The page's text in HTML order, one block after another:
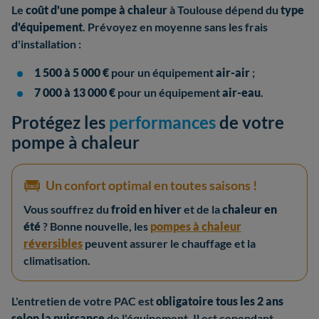
Le coût d'une pompe à chaleurà Toulouse dépend du type
d'équipement. Prévoyez en moyenne sans les frais
d'installation :
1 500 à 5 000 € pour un équipementair-air ;
7 000 à 13 000 € pour un équipementair-eau.
Protégez les performancesde votre
pompe à chaleur
Un confort optimal en toutes saisons !
Vous souffrez du froid en hiveret de lachaleur en
été ? Bonne nouvelle, les pompes à chaleur
réversibles peuvent assurer le chauffage et la
climatisation.
L'entretien de votre PAC estobligatoire tous les 2 ans